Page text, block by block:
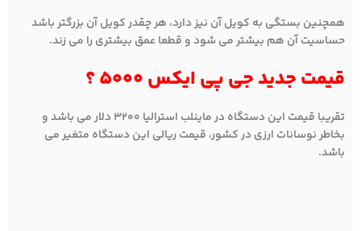
همچنین بستگی به کویل آن نیز دارد، هر چقدر کویل آن بزرگتر باشد
حساسیت آن هم بیشتر می شود و قطعا عمق بیشتری را می زند.
قیمت جدید جی پی ایکس 5000 ؟
تقریبا قیمت این دستگاه در ماینلب استرالیا 3200 دلار می باشد و
بخاطر نوسانات ارزی در کشور، قیمت ریالی این دستگاه متغیر می
باشد.